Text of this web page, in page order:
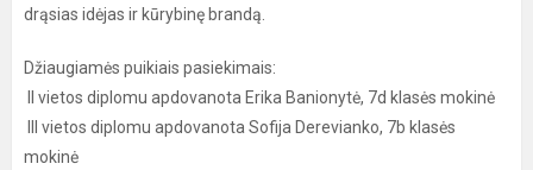
drąsias idėjas ir kūrybinę brandą.
Džiaugiamės puikiais pasiekimais:
II vietos diplomu apdovanota Erika Banionytė, 7d klasės mokinė
III vietos diplomu apdovanota Sofija Derevianko, 7b klasės
mokinė